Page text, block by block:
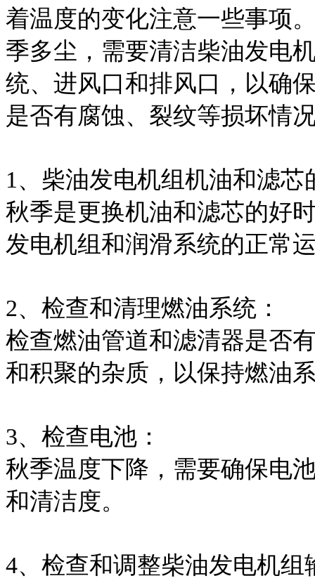
着温度的变化注意一些事项
季多尘，需要清洁柴油发电
统、进风口和排风口，以确
是否有腐蚀、裂纹等损坏情
1、柴油发电机组机油和滤芯
秋季是更换机油和滤芯的好
发电机组和润滑系统的正常
2、检查和清理燃油系统：
检查燃油管道和滤清器是否
和积聚的杂质，以保持燃油
3、检查电池：
秋季温度下降，需要确保电
和清洁度。
4、检查和调整柴油发电机组